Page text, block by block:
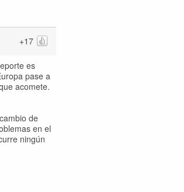
+17
es
pase a
acomete.
de
en el
ningún